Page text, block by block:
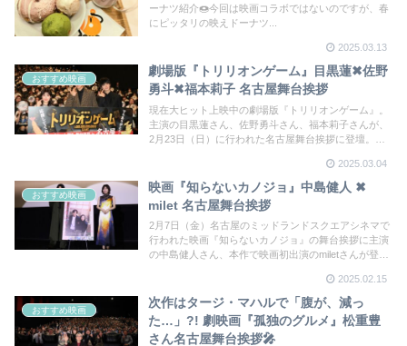
ーナツ紹介🍩今回は映画コラボではないのですが、春
にピッタリの映えドーナツ...
2025.03.13
おすすめ映画
劇場版『トリリオンゲーム』目黒蓮✖佐野
勇斗✖福本莉子 名古屋舞台挨拶
現在大ヒット上映中の劇場版『トリリオンゲーム』。
主演の目黒蓮さん、佐野勇斗さん、福本莉子さんが、
2月23日（日）に行われた名古屋舞台挨拶に登壇。佐
う一幕も。和気あいあいで盛り上がった舞台挨拶の様
子を詳細レポート！
2025.03.04
おすすめ映画
映画『知らないカノジョ』中島健人 ✖
milet 名古屋舞台挨拶
2月7日（金）名古屋のミッドランドスクエアシネマで
行われた映画『知らないカノジョ』の舞台挨拶に主演
の中島健人さん、本作で映画初出演のmiletさんが登
2025.02.15
おすすめ映画
次作はタージ・マハルで「腹が、減っ
た…」?! 劇映画『孤独のグルメ』松重豊
さん名古屋舞台挨拶🎤